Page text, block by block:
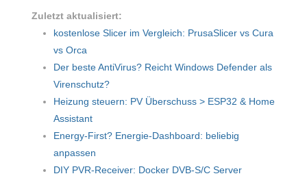
Zuletzt aktualisiert:
kostenlose Slicer im Vergleich: PrusaSlicer vs Cura
vs Orca
Der beste AntiVirus? Reicht Windows Defender als
Virenschutz?
Heizung steuern: PV Überschuss > ESP32 & Home
Assistant
Energy-First? Energie-Dashboard: beliebig
anpassen
DIY PVR-Receiver: Docker DVB-S/C Server